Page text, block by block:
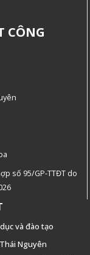
CÔNG
số 95/GP-TTĐT do
và đào tạo
Nguyên